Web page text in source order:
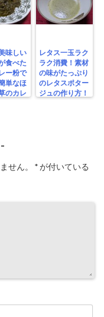
味しい
食べた
ー粉で
単なほ
のカレ
レタス一玉ラク
ラク消費！素材
の味がたっぷり
のレタスポター
ジュの作り方！
-
せん。 *が付いている